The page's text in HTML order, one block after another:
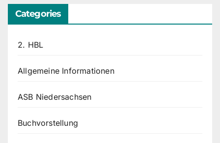
Categories
2. HBL
Allgemeine Informationen
ASB Niedersachsen
Buchvorstellung